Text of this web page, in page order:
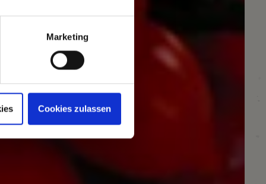
Marketing
Cookies zulassen